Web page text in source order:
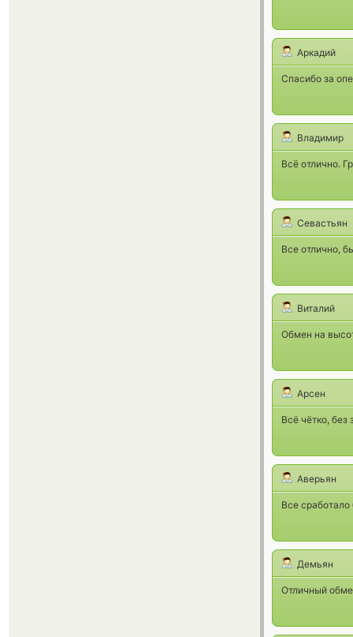
Аркадий
Спасибо за
Владимир
Всё отлично.
Севастьян
Все отлично,
Виталий
Обмен на
Арсен
Всё чётко,
Аверьян
Все
Демьян
Отличный